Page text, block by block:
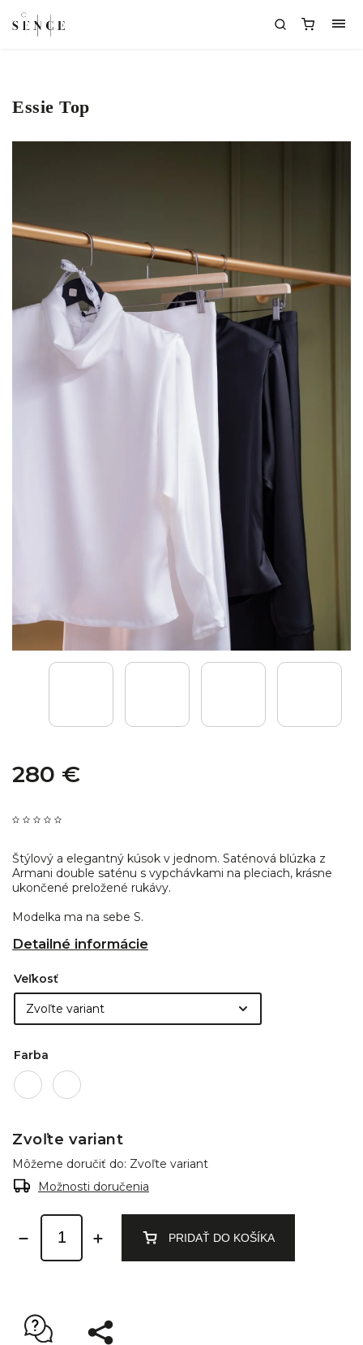
Essie Top
280 €
Štýlový a elegantný kúsok v jednom. Saténová blúzka z
Armani double saténu s vypchávkami na pleciach, krásne
ukončené preložené rukávy.
Modelka ma na sebe S.
Detailné informácie
Veľkosť
Farba
Zvoľte variant
Môžeme doručiť do: Zvoľte variant
Možnosti doručenia
PRIDAŤ DO KOŠÍKA